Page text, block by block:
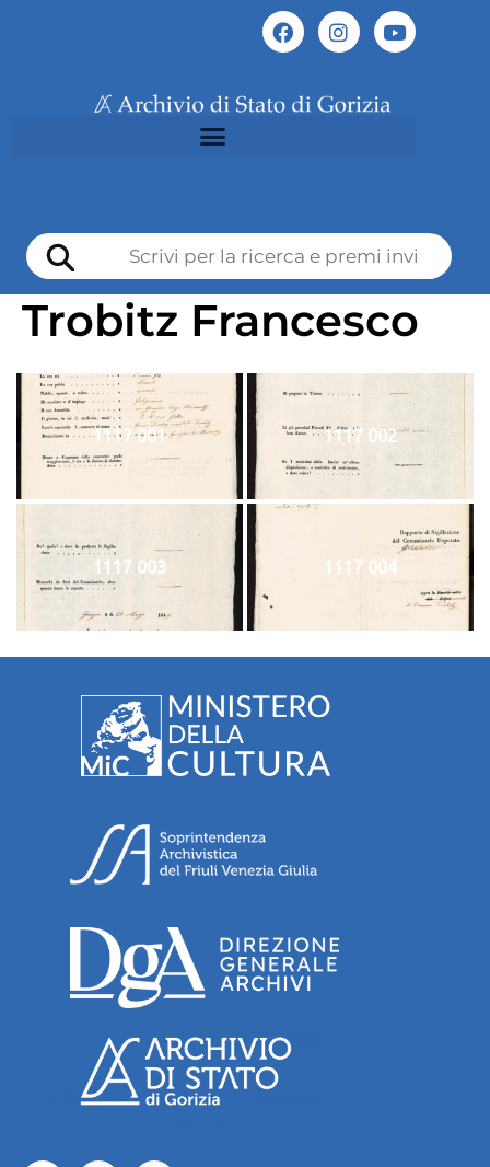
Trobitz Francesco
1117 001 1117 002
1117 003 1117 004